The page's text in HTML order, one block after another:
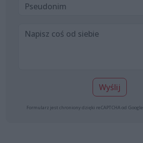
Wyślij
Formularz jest chroniony dzięki reCAPTCHA od Google: